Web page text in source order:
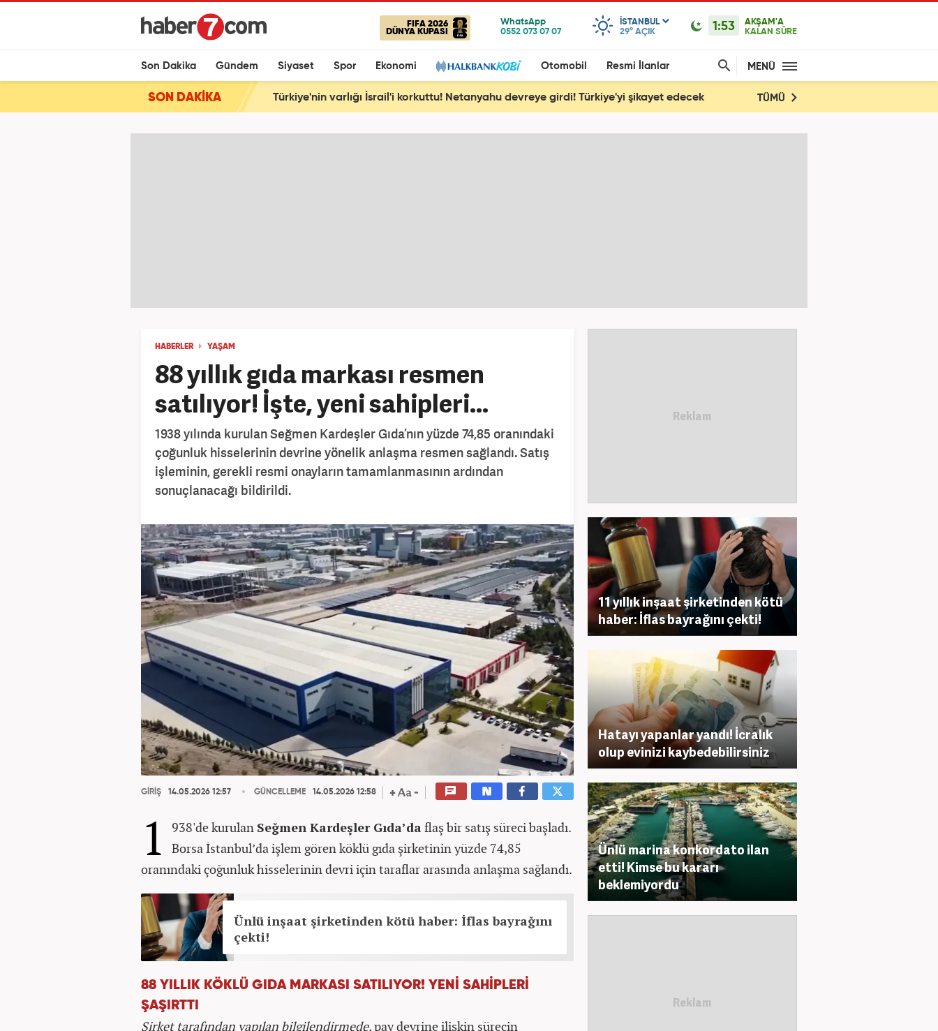
FIFA 2026
DÜNYA KUPASI
ISTANBUL
29° AÇIK 1:53
AKŞAM'A
KALAN SÜRE
Son Dakika Gündem Siyaset Spor Ekonomi Otomobil Resmi İlanlar MENÜ
SON DAKİKA Türkiye'nin varlığı İsrail'i korkuttu! Netanyahu devreye girdi! Türkiye'yi şikayet edecek TÜMÜ
HABERLER YAŞAM
88 yıllık gıda markası resmen
satılıyor! İşte, yeni sahipleri...
1938 yılında kurulan Seğmen Kardeşler Gıda’nın yüzde 74,85 oranındaki
çoğunluk hisselerinin devrine yönelik anlaşma resmen sağlandı. Satış
işleminin, gerekli resmi onayların tamamlanmasının ardından
sonuçlanacağı bildirildi.
GİRİŞ 14.05.2026 12:57 GÜNCELLEME 14.05.2026 12:58
1 938'de kurulan Seğmen Kardeşler Gıda’da flaş bir satış süreci başladı.
Borsa İstanbul’da işlem gören köklü gıda şirketinin yüzde 74,85
oranındaki çoğunluk hisselerinin devri için taraflar arasında anlaşma sağlandı.
Ünlü inşaat şirketinden kötü haber: İflas bayrağını
çekti!
88 YILLIK KÖKLÜ GIDA MARKASI SATILIYOR! YENİ SAHİPLERİ
ŞAŞIRTTI
Şirket tarafından yapılan bilgilendirmede,pay devrine ilişkin sürecin
11 yıllık inşaat şirketinden kötü
haber: İflas bayrağını çekti!
Hatayı yapanlar yandı! İcralık
olup evinizi kaybedebilirsiniz
Ünlü marina konkordato ilan
etti! Kimse bu kararı
beklemiyordu